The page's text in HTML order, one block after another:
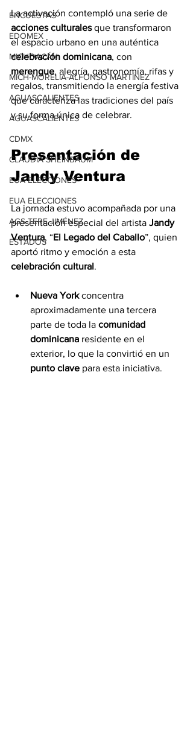
ENCUESTAS
EDOMEX
MICHOACÁN
MICH-MORELIA-ALFONSO MARTÍNEZ
AGUASCALIENTES
AGUASCALIENTES
CDMX
CLAUDIA SHEINBAUM
EUA ELECCIONES
EUA ELECCIONES
AGS-TERE JIMÉNEZ
ESTADOS
La activación contempló una serie de
acciones culturales que transformaron
el espacio urbano en una auténtica
celebración dominicana, con
merengue, alegría, gastronomía, rifas y
regalos, transmitiendo la energía festiva
que caracteriza las tradiciones del país
y su forma única de celebrar.
Presentación de
Jandy Ventura
La jornada estuvo acompañada por una
presentación especial del artista Jandy
Ventura, “El Legado del Caballo”, quien
aportó ritmo y emoción a esta
celebración cultural.
Nueva York concentra
aproximadamente una tercera
parte de toda la comunidad
dominicana residente en el
exterior, lo que la convirtió en un
punto clave para esta iniciativa.